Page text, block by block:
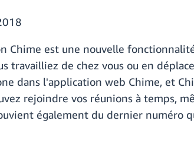
Chime est une nouvelle
travailliez de chez vous ou en
dans l'application web Chime, et
rejoindre vos réunions à temps,
également du dernier numéro